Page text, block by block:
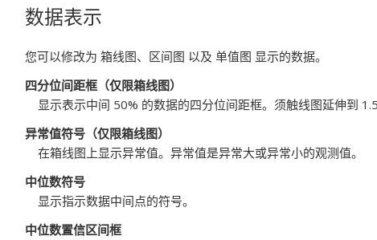
数据表示
您可以修改为 箱线图、 区间图 以及 单值图 显示的数据。
四分位间距框 （仅限箱线图）
显示表示中间 50% 的数据的四分位间距框。须触线图延伸到
异常值符号 （仅限箱线图）
在箱线图上显示异常值。异常值是异常大或异常小的观测值。
中位数符号
显示指示数据中间点的符号。
中位数置信区间框